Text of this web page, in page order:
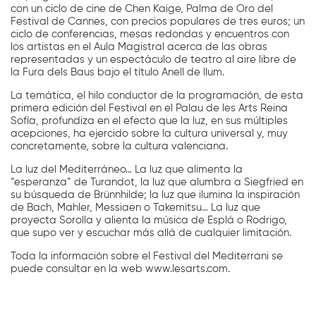
con un ciclo de cine de Chen Kaige, Palma de Oro del
Festival de Cannes, con precios populares de tres euros; un
ciclo de conferencias, mesas redondas y encuentros con
los artistas en el Aula Magistral acerca de las obras
representadas y un espectáculo de teatro al aire libre de
la Fura dels Baus bajo el título Anell de llum.
La temática, el hilo conductor de la programación, de esta
primera edición del Festival en el Palau de les Arts Reina
Sofía, profundiza en el efecto que la luz, en sus múltiples
acepciones, ha ejercido sobre la cultura universal y, muy
concretamente, sobre la cultura valenciana.
La luz del Mediterráneo… La luz que alimenta la
“esperanza” de Turandot, la luz que alumbra a Siegfried en
su búsqueda de Brünnhilde; la luz que ilumina la inspiración
de Bach, Mahler, Messiaen o Takemitsu… La luz que
proyecta Sorolla y alienta la música de Esplá o Rodrigo,
que supo ver y escuchar más allá de cualquier limitación.
Toda la información sobre el Festival del Mediterrani se
puede consultar en la web www.lesarts.com.